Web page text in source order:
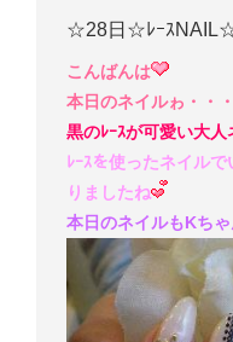
☆28日☆ﾚｰｽ
こんばんは
本日のネイルゎ・・・
黒のﾚｰｽが可愛い大人
ﾚｰｽを使ったネイル
りましたね
本日のネイルもKち